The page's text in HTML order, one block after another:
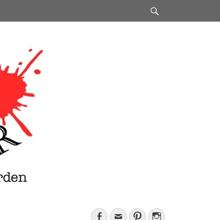
Facebook
E- PinterestInstagram